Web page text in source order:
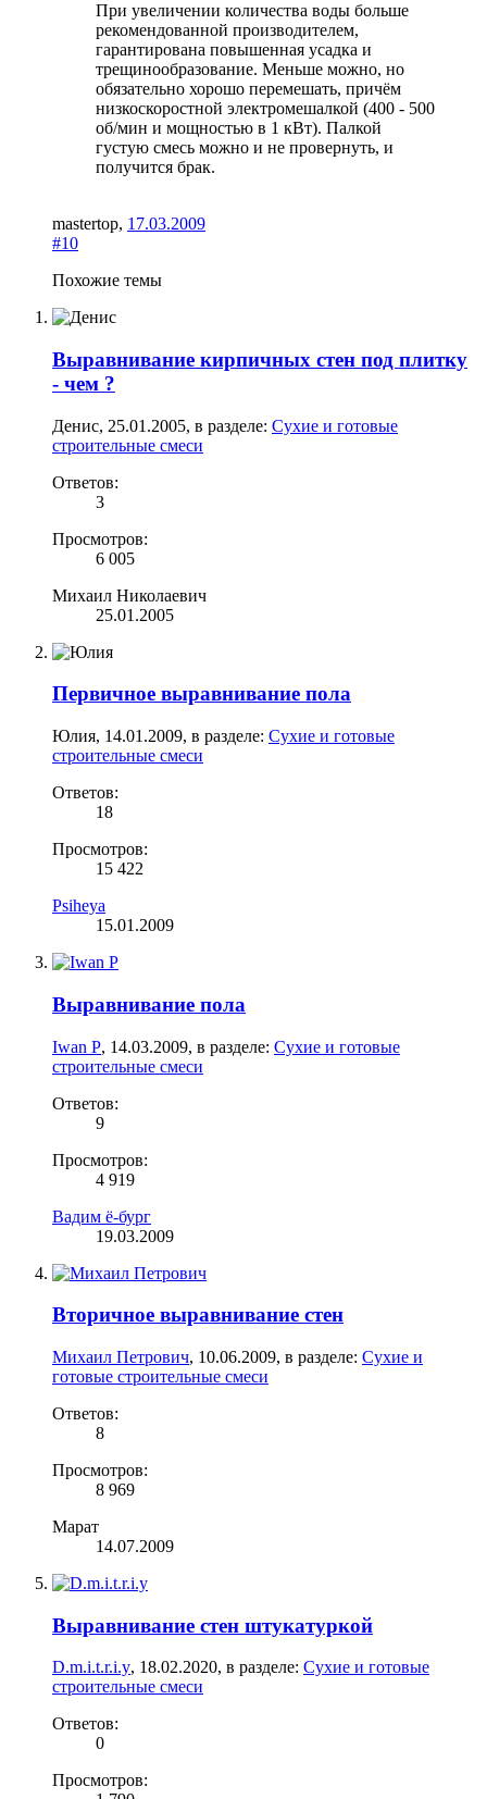
При увеличении количества воды больше
рекомендованной производителем,
гарантирована повышенная усадка и
трещинообразование. Меньше можно, но
обязательно хорошо перемешать, причём
низкоскоростной электромешалкой (400 - 500
об/мин и мощностью в 1 кВт). Палкой
густую смесь можно и не провернуть, и
получится брак.
mastertop, 17.03.2009
#10
Похожие темы
Выравнивание кирпичных стен под плитку
- чем ?
Денис, 25.01.2005, в разделе: Сухие и готовые
строительные смеси
Ответов:
3
Просмотров:
6 005
Михаил Николаевич
25.01.2005
Первичное выравнивание пола
Юлия, 14.01.2009, в разделе: Сухие и готовые
строительные смеси
Ответов:
18
Просмотров:
15 422
Psiheya
15.01.2009
Выравнивание пола
Iwan P, 14.03.2009, в разделе: Сухие и готовые
строительные смеси
Ответов:
9
Просмотров:
4 919
Вадим ё-бург
19.03.2009
Вторичное выравнивание стен
Михаил Петрович, 10.06.2009, в разделе: Сухие и
готовые строительные смеси
Ответов:
8
Просмотров:
8 969
Марат
14.07.2009
Выравнивание стен штукатуркой
D.m.i.t.r.i.y, 18.02.2020, в разделе: Сухие и готовые
строительные смеси
Ответов:
0
Просмотров: